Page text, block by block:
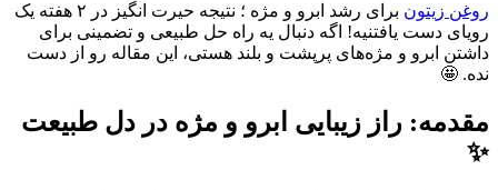
روغن زیتون
برای رشد ابرو و مژه ؛ نتیجه حیرت انگیز در ۲ هفته یک
رویای دست یافتنیه! اگه دنبال یه راه حل طبیعی و تضمینی برای
داشتن ابرو و مژه‌های پرپشت و بلند هستی، این مقاله رو از دست
نده. 🤩
مقدمه: راز زیبایی ابرو و مژه در دل طبیعت
✨